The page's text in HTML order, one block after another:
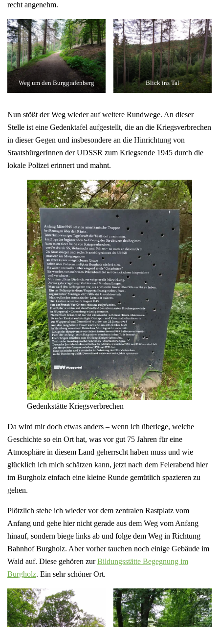
recht angenehm.
Weg um den Burggrafenberg Blick ins Tal
Nun stößt der Weg wieder auf weitere Rundwege. An dieser
Stelle ist eine Gedenktafel aufgestellt, die an die Kriegsverbrechen
in dieser Gegen und insbesondere an die Hinrichtung von
StaatsbürgerInnen der UDSSR zum Kriegsende 1945 durch die
lokale Polizei erinnert und mahnt.
Gedenkstätte Kriegsverbrechen
Da wird mir doch etwas anders – wenn ich überlege, welche
Geschichte so ein Ort hat, was vor gut 75 Jahren für eine
Atmosphäre in diesem Land geherrscht haben muss und wie
glücklich ich mich schätzen kann, jetzt nach dem Feierabend hier
im Burgholz einfach eine kleine Runde gemütlich spazieren zu
gehen.
Plötzlich stehe ich wieder vor dem zentralen Rastplatz vom
Anfang und gehe hier nicht gerade aus dem Weg vom Anfang
hinauf, sondern biege links ab und folge dem Weg in Richtung
Bahnhof Burgholz. Aber vorher tauchen noch einige Gebäude im
Wald auf. Diese gehören zurBildungsstätte Begegnung im
Burgholz. Ein sehr schöner Ort.